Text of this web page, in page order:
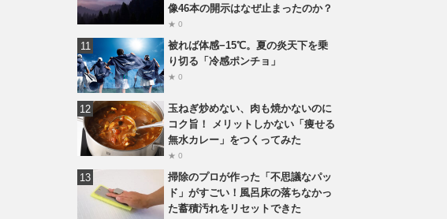
像46本の開示はなぜ止まったのか？
★ 0
被れば体感−15℃。夏の炎天下を乗
り切る「冷感ポンチョ」
★ 0
玉ねぎ炒めない、肉も焼かないのに
コク旨！ メリットしかない「痩せる
無水カレー」をつくってみた
★ 0
掃除のプロが作った「不思議なパッ
ド」がすごい！風呂床の落ちなかっ
た蓄積汚れをリセットできた